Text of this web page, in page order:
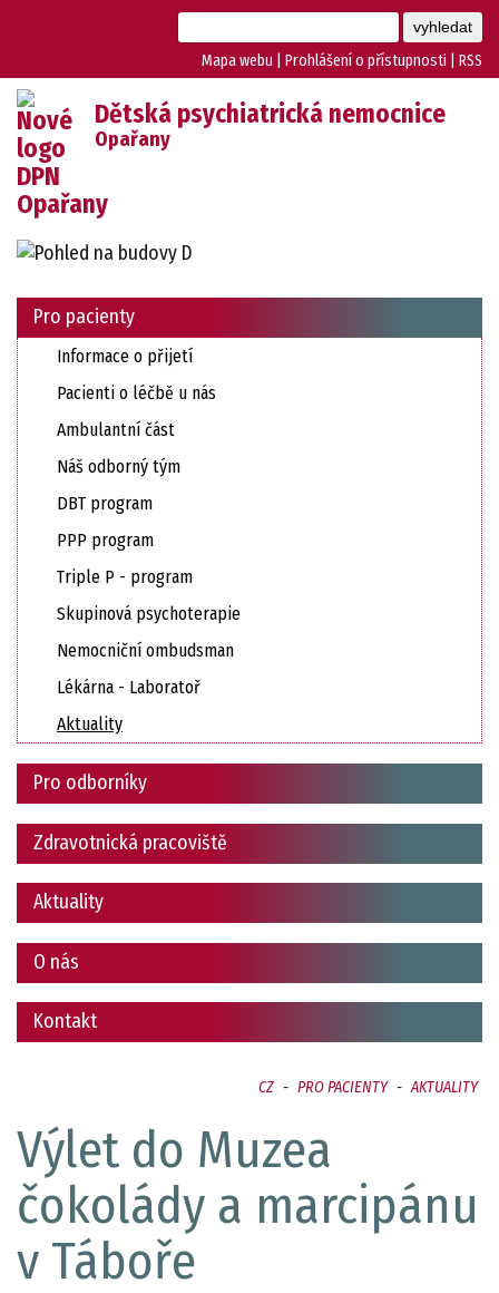
Mapa webu Prohlášení o přístupnosti RSS
Dětská psychiatrická nemocnice
Opařany
Pro pacienty
Informace o přijetí
Pacienti o léčbě u nás
Ambulantní část
Náš odborný tým
DBT program
PPP program
Triple P - program
Skupinová psychoterapie
Nemocniční ombudsman
Lékárna - Laboratoř
Aktuality
Pro odborníky
Zdravotnická pracoviště
Aktuality
O nás
Kontakt
CZ - PRO PACIENTY - AKTUALITY
Výlet do Muzea
čokolády a marcipánu
v Táboře